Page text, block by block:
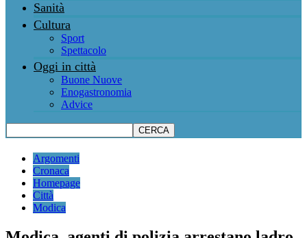
Sanità
Cultura
Sport
Spettacolo
Oggi in città
Buone Nuove
Enogastronomia
Advice
Argomenti
Cronaca
Homepage
Città
Modica